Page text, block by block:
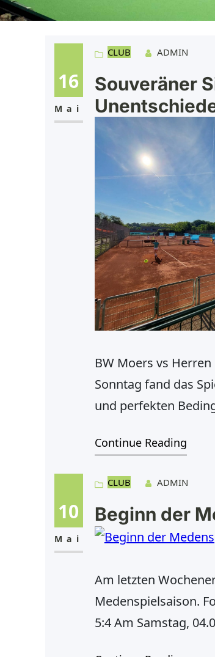
16
Mai
CLUB ADMIN
Souveräner
BW Moers vs
Sonntag fand das
und perfekten
Doch nach einem
Continue Reading
10
Mai
CLUB ADMIN
Beginn der
Am letzten
Medenspielsaison.
5:4 Am Samstag,